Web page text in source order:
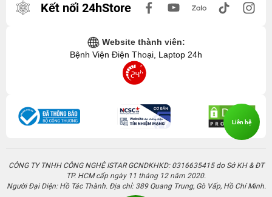
Kết nối 24hStore
Website thành viên:
Bệnh Viện Điện Thoại, Laptop 24h
CÔNG TY TNHH CÔNG NGHỆ ISTAR GCNDKHKD: 0316635415 do Sở KH & ĐT
TP. HCM cấp ngày 11 tháng 12 năm 2020.
Người Đại Diện: Hồ Tác Thành. Địa chỉ: 389 Quang Trung, Gò Vấp, Hồ Chí Minh.
Liên hệ